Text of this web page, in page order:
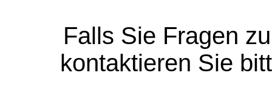
Falls Sie Fragen
kontaktieren Sie